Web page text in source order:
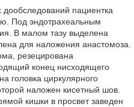
пациентка
Под эндотрахеальным
В малом тазу выделена
для наложения анастомоза.
резецирована
конец нисходящего
головка циркулярного
наложен кисетный шов.
кишки в просвет заведен